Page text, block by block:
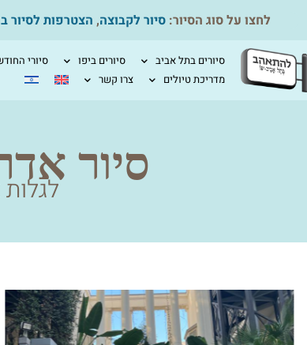
לחצו על סוג הסיור: סיור לקבוצה, הצטרפות לסיור
סיורים בתל אביב סיורים ביפו סיורי
מדריכת טיולים
צרו קשר
סיור